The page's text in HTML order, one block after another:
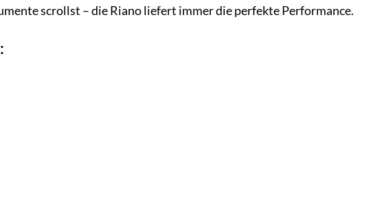
scrollst – die Riano liefert immer die perfekte Performance.